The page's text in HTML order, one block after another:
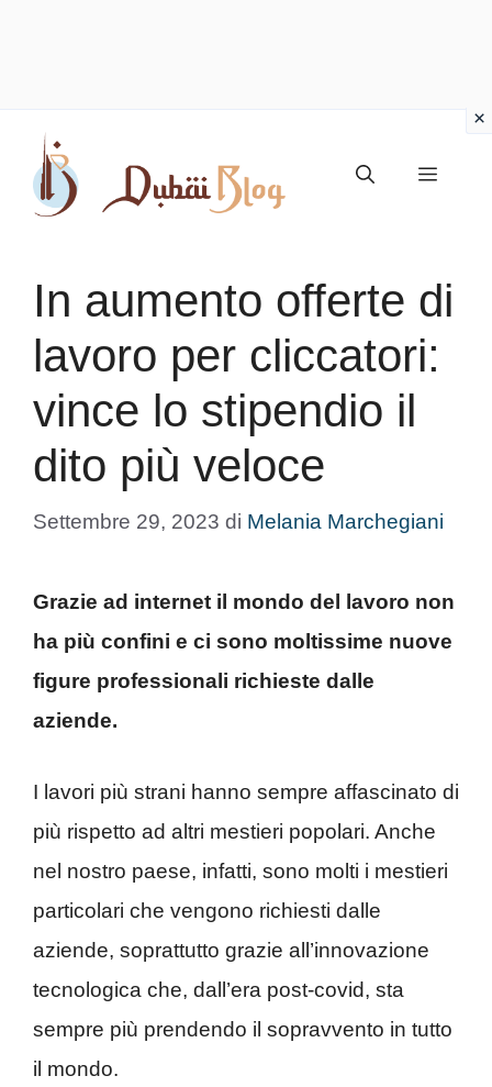
contenuto
Menu
In aumento offerte di
lavoro per cliccatori:
vince lo stipendio il
dito più veloce
Settembre 29, 2023 di Melania Marchegiani
Grazie ad internet il mondo del lavoro non
ha più confini e ci sono moltissime nuove
figure professionali richieste dalle
aziende.
I lavori più strani hanno sempre affascinato di
più rispetto ad altri mestieri popolari. Anche
nel nostro paese, infatti, sono molti i mestieri
particolari che vengono richiesti dalle
aziende, soprattutto grazie all’innovazione
tecnologica che, dall’era post-covid, sta
sempre più prendendo il sopravvento in tutto
il mondo.